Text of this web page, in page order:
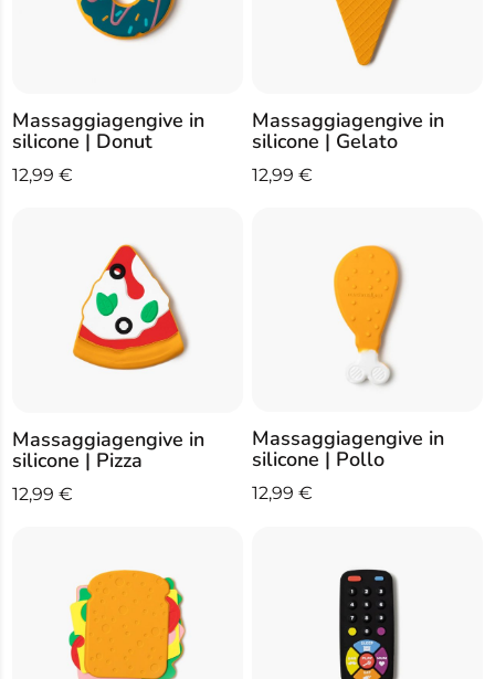
Massaggiagengive in
silicone | Donut
12,99€
Massaggiagengive in
silicone | Gelato
12,99 €
Massaggiagengive in
silicone | Pizza
12,99€
Massaggiagengive in
silicone | Pollo
12,99 €